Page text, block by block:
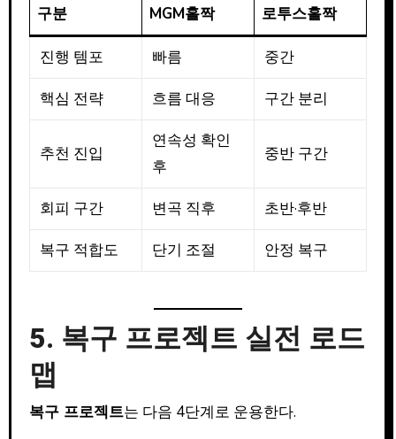
구분 MGM홀짝 로투스홀짝
진행 템포 빠름 중간
핵심 전략 흐름 대응 구간 분리
추천 진입
연속성 확인
후
중반 구간
회피 구간 변곡 직후 초반·후반
복구 적합도 단기 조절 안정 복구
5. 복구 프로젝트 실전 로드
맵
복구 프로젝트는 다음 4단계로 운용한다.